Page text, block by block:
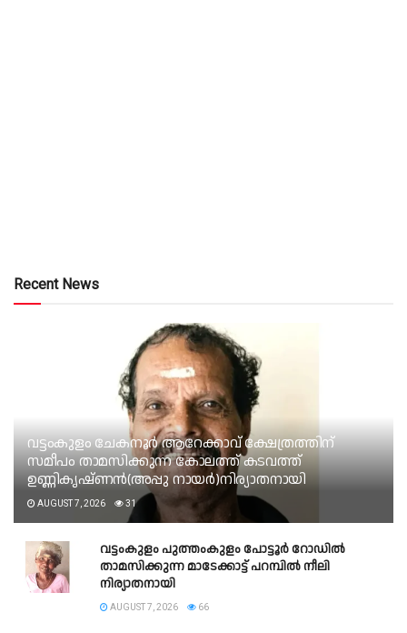
Recent News
വട്ടംകുളം ചേകനൂർ ആറേക്കാവ് ക്ഷേത്രത്തിന്
സമീപം താമസിക്കുന്ന കോലത്ത് കടവത്ത്
ഉണ്ണികൃഷ്ണൻ(അപ്പു നായർ)നിര്യാതനായി
AUGUST 7, 2026 31
വട്ടംകുളം പുത്തംകുളം പോട്ടൂർ റോഡിൽ
താമസിക്കുന്ന മാടേക്കാട്ട് പറമ്പിൽ നീലി
നിര്യാതനായി
AUGUST 7, 2026 66